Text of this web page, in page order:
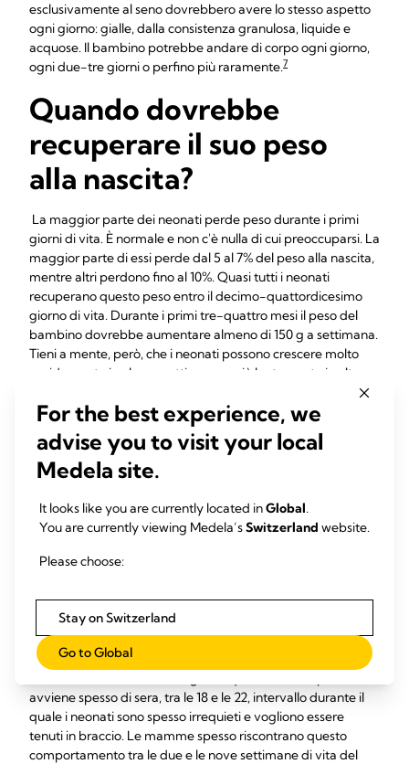
esclusivamente al seno dovrebbero avere lo stesso aspetto
ogni giorno: gialle, dalla consistenza granulosa, liquide e
acquose. Il bambino potrebbe andare di corpo ogni giorno,
ogni due-tre giorni o perfino più raramente.7
Quando dovrebbe
recuperare il suo peso
alla nascita?
La maggior parte dei neonati perde peso durante i primi
giorni di vita. È normale e non c'è nulla di cui preoccuparsi. La
maggior parte di essi perde dal 5 al 7% del peso alla nascita,
mentre altri perdono fino al 10%. Quasi tutti i neonati
recuperano questo peso entro il decimo-quattordicesimo
giorno di vita. Durante i primi tre-quattro mesi il peso del
bambino dovrebbe aumentare almeno di 150 g a settimana.
Tieni a mente, però, che i neonati possono crescere molto
rapidamente in alcune settimane e più lentamente in altre,
quindi il tuo consulente sanitario valuterà regolarmente la
crescita e il benessere generale del tuo bambino.7,8
Se sei preoccupata o se il bambino mostra segni di
disidratazione, come urine scure, nessuna defecazione per
più di 24 ore, la fontanella infossata (la zona morbida sulla
testa), ittero, letargia, debolezza e mancato appetito (ad
esempio se non si alimenta per quattro-sei ore di fila),
consulta immediatamente un medico.
grappolo?
Le poppate a grappolo sono le poppate molto frequenti che
avviene spesso di sera, tra le 18 e le 22, intervallo durante il
quale i neonati sono spesso irrequieti e vogliono essere
tenuti in braccio. Le mamme spesso riscontrano questo
comportamento tra le due e le nove settimane di vita del
For the best experience, we
advise you to visit your local
Medela site.
It looks like you are currently located inGlobal.
You are currently viewing Medela’sSwitzerland website.
Please choose:
Stay on Switzerland
Go to Global